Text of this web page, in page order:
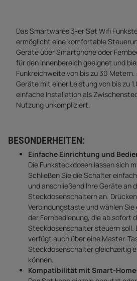
Das Smartwares 3-er Set Wifi
ermöglicht eine komfortable
Geräte über Smartphone oder
für den Innenbereich geeignet und
Funkreichweite von bis zu 30
Geräte mit einer Leistung von bis zu
einfache Installation als
Nutzung unkompliziert.
BESONDERHEITEN:
Einfache Einrichtung und
Die Funksteckdosen lassen sich
Schließen Sie die Schalter
und anschließend Ihre Geräte an
Steckdosenschaltern an.
Verbindungstaste und wählen
der Fernbedienung, die ab sofort
Steckdosenschalter steuern soll.
verfügt auch über eine Master-
Steckdosenschalter gleichzeitig
können.
Kompatibilität mit Smart-